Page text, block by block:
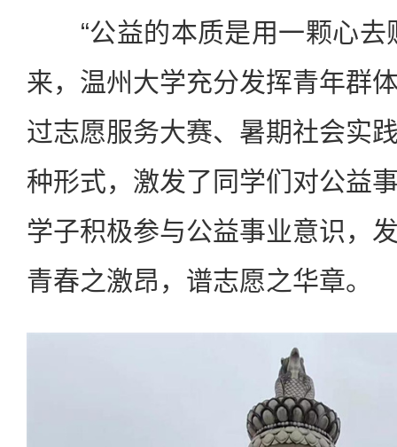
“公益的本质是用一颗心去
来，温州大学充分发挥青年群
过志愿服务大赛、暑期社会实
种形式，激发了同学们对公益
学子积极参与公益事业意识，
青春之激昂，谱志愿之华章。